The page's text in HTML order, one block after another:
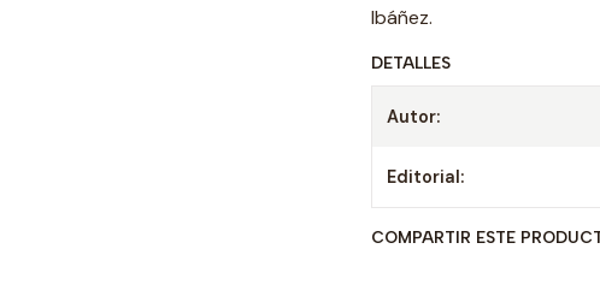
Ibáñez.
DETALLES
Autor:
Editorial:
COMPARTIR ESTE